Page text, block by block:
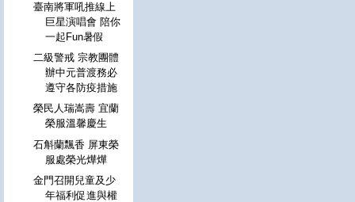
臺南將軍吼推線上
巨星演唱會 陪你
一起Fun暑假
二級警戒 宗教團體
辦中元普渡務必
遵守各防疫措施
榮民人瑞嵩壽 宜蘭
榮服溫馨慶生
石斛蘭飄香 屏東榮
服處榮光燁燁
金門召開兒童及少
年福利促進與權